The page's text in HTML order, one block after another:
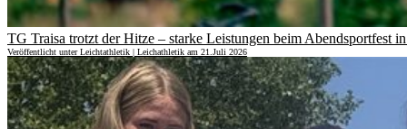
TG Traisa trotzt der Hitze – starke Leistungen beim Abendsportfest
Veröffentlicht unter Leichtathletik | Leichathletik am 21.Juli 2026